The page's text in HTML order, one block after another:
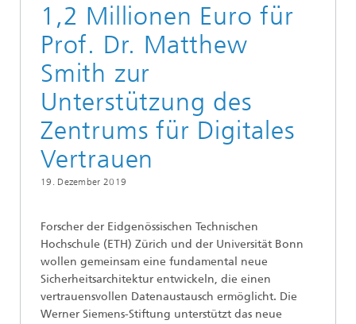
1,2 Millionen Euro für
Prof. Dr. Matthew
Smith zur
Unterstützung des
Zentrums für Digitales
Vertrauen
19. Dezember 2019
Forscher der Eidgenössischen Technischen
Hochschule (ETH) Zürich und der Universität Bonn
wollen gemeinsam eine fundamental neue
Sicherheitsarchitektur entwickeln, die einen
vertrauensvollen Datenaustausch ermöglicht. Die
Werner Siemens-Stiftung unterstützt das neue